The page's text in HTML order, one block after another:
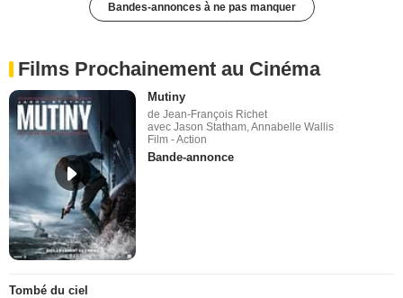
Bandes-annonces à ne pas manquer
Films Prochainement au Cinéma
Mutiny
de Jean-François Richet
avec Jason Statham, Annabelle Wallis
Film - Action
Bande-annonce
Tombé du ciel